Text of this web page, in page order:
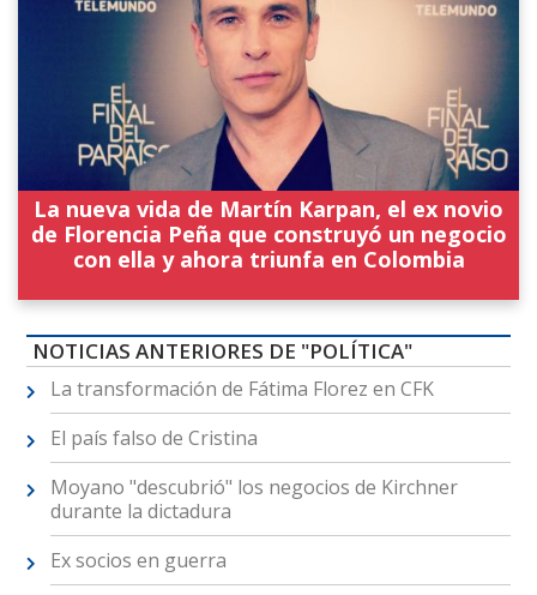
La nueva vida de Martín Karpan, el ex novio
de Florencia Peña que construyó un negocio
con ella y ahora triunfa en Colombia
NOTICIAS ANTERIORES DE "POLÍTICA"
La transformación de Fátima Florez en CFK
El país falso de Cristina
Moyano "descubrió" los negocios de Kirchner
durante la dictadura
Ex socios en guerra